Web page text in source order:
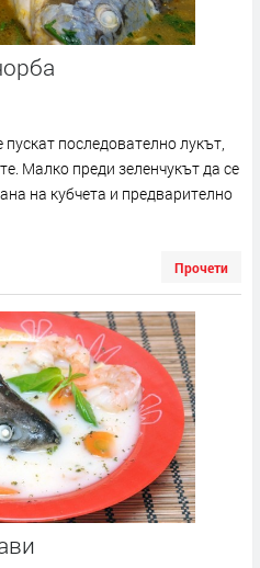
последователно лукът,
Малко преди зеленчукът да се
на кубчета и предварително
Прочети